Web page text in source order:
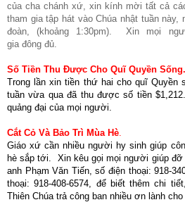
của cha chánh xứ, xin kính mời tất cả
tham gia tập hát vào Chúa nhật tuần này,
đoàn, (khoảng 1:30pm). Xin mọi
gia đông đủ.
Số Tiền Thu Được Cho Quĩ Quyền
Trong lần xin tiền thứ hai cho quĩ Quyền
tuần vừa qua đã thu được số tiền
quảng đại của mọi người.
Cắt Cỏ Và Bảo Trì Mùa Hè.
Giáo xứ cần nhiều người hy sinh giúp
hè sắp tới. Xin kêu gọi mọi người giúp
anh Phạm Văn Tiến, số điện thoại: 918-
thoại: 918-408-6574, để biết thêm chi
Thiên Chúa trả công ban nhiều ơn lành